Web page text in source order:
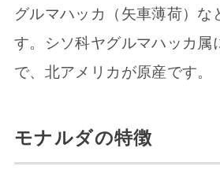
グルマハッカ（矢車薄荷）な
す。シソ科ヤグルマハッカ属
で、北アメリカが原産です。
モナルダの特徴